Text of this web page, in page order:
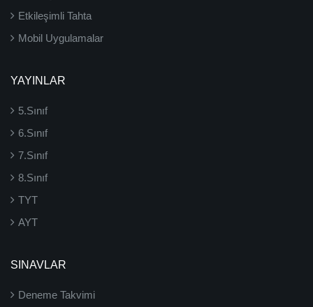
Etkileşimli Tahta
Mobil Uygulamalar
YAYINLAR
5.Sınıf
6.Sınıf
7.Sınıf
8.Sınıf
TYT
AYT
SINAVLAR
Deneme Takvimi